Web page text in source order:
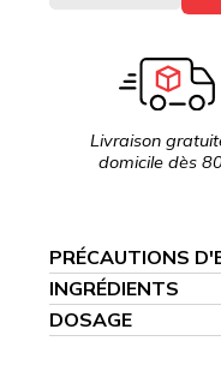
Livraison
domicile dès
PRÉCAUTIONS
INGRÉDIENTS
DOSAGE